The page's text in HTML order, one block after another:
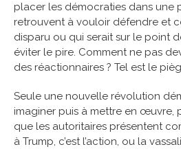
placer les démocraties dans une
retrouvent à vouloir défendre et
disparu ou qui serait sur le point
éviter le pire. Comment ne pas
des réactionnaires ? Tel est le
Seule une nouvelle révolution
imaginer puis à mettre en œuvre,
que les autoritaires présentent
à Trump, c’est l’action, ou la